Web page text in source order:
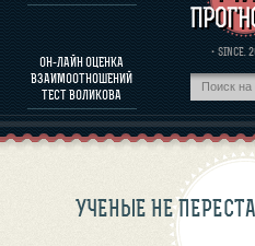
ОН-ЛАЙН ОЦЕНКА
ВЗАИМООТНОШЕНИЙ
ТЕСТ ВОЛИКОВА
· SINCE.
ОЦЕНКА ХАРАКТЕРА
О
ПРОГНОЗЫ И
УЧЕНЫЕ НЕ